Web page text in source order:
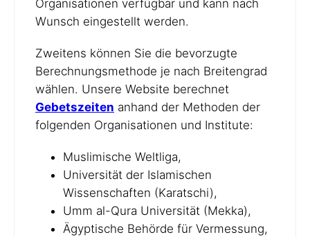
Organisationen verfügbar und kann nach
Wunsch eingestellt werden.
Zweitens können Sie die bevorzugte
Berechnungsmethode je nach Breitengrad
wählen. Unsere Website berechnet
Gebetszeiten anhand der Methoden der
folgenden Organisationen und Institute:
Muslimische Weltliga,
Universität der Islamischen
Wissenschaften (Karatschi),
Umm al-Qura Universität (Mekka),
Ägyptische Behörde für Vermessung,